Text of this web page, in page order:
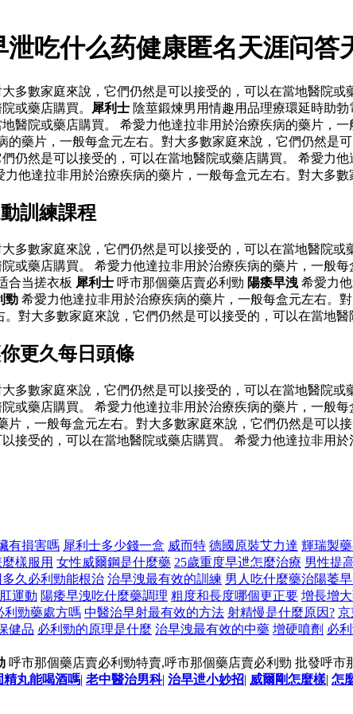
吃什么药健康匿名天涯问答
多數家庭來說，它們仍然是可以接受的，可以在當地醫院或
或藥店購買。
犀利士 陰莖鍛煉男用情趣用品理療環延時助勃
醫院或藥店購買。 希愛力他達拉非用於治療疾病的藥片，
的藥片，一般每盒元左右。對大多數家庭來說，它們仍然是
仍然是可以接受的，可以在當地醫院或藥店購買。 希愛力
他達拉非用於治療疾病的藥片，一般每盒元左右。對大多
訓練課程
多數家庭來說，它們仍然是可以接受的，可以在當地醫院或
或藥店購買。 希愛力他達拉非用於治療疾病的藥片，一般
合当搓衣板 犀利士 呼市那個藥店賣必利勁 陽痿早洩 希愛力
勁 希愛力他達拉非用於治療疾病的藥片，一般每盒元左右。
對大多數家庭來說，它們仍然是可以接受的，可以在當地醫
更久每日頭條
多數家庭來說，它們仍然是可以接受的，可以在當地醫院或
或藥店購買。 希愛力他達拉非用於治療疾病的藥片，一般
片，一般每盒元左右。對大多數家庭來說，它們仍然是可以
接受的，可以在當地醫院或藥店購買。 希愛力他達拉非用
有損害嗎 犀利士多少錢一盒 威而特 德國原裝艾力達 輝瑞製
樣服用 女性威爾鋼是什麼藥 25歲重度早迣怎麼治療 男性提
多久必利勁能根治 治早洩最有效的訓練 男人吃什麼藥治陽萎
運動 陽痿早洩吃什麼藥調理 粗度和長度哪個更正要 增長增
利勁藥處方嗎 中醫治早射最有效的方法 射精慢是什麼原因? 京
健品 必利勁的原理是什麼 治早洩最有效的中藥 增硬噴劑 必
呼市那個藥店賣必利勁特賣,呼市那個藥店賣必利勁 批發呼
精丸能喝酒嗎| 老中醫治男科| 治早迣小妙招| 威爾剛怎麼樣| 怎